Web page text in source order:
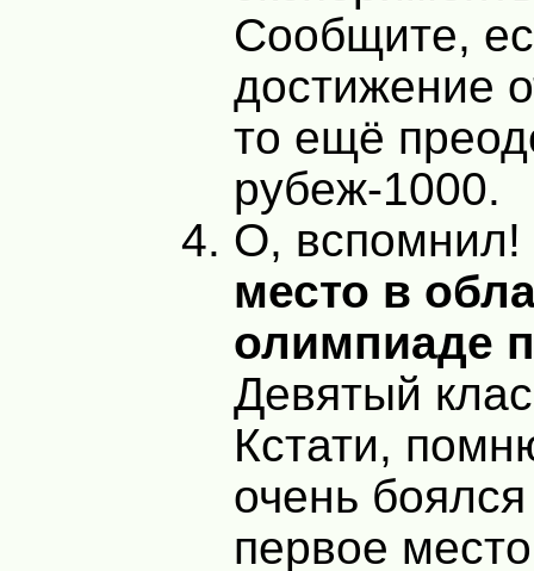
Сообщите,
достижение
то ещё
рубеж-1000.
О, вспомнил!
место в
олимпиаде
Девятый
Кстати,
очень
первое